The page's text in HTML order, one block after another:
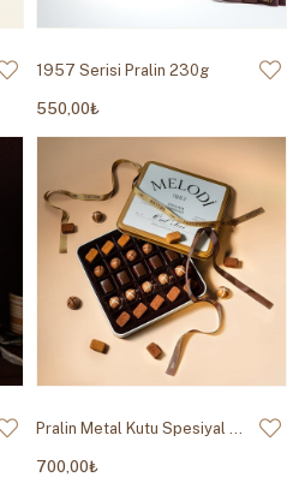
1957 Serisi Pralin 230g
550,00₺
Pralin Metal Kutu Spesiyal Çikolata 250g
700,00₺